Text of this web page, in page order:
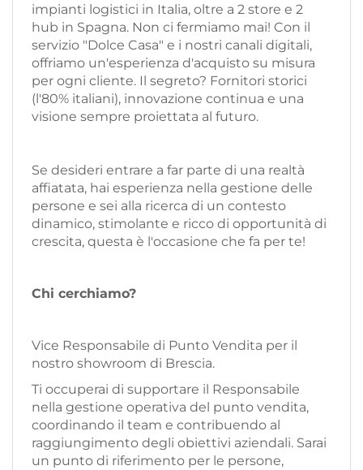
ES
PT
impianti logistici in Italia, oltre a 2 store e 2
hub in Spagna. Non ci fermiamo mai! Con il
servizio "Dolce Casa" e i nostri canali digitali,
offriamo un'esperienza d'acquisto su misura
per ogni cliente. Il segreto? Fornitori storici
(l'80% italiani), innovazione continua e una
visione sempre proiettata al futuro.
Se desideri entrare a far parte di una realtà
affiatata, hai esperienza nella gestione delle
persone e sei alla ricerca di un contesto
dinamico, stimolante e ricco di opportunità di
crescita, questa è l'occasione che fa per te!
Chi cerchiamo?
Vice Responsabile di Punto Vendita per il
nostro showroom di Brescia.
Ti occuperai di supportare il Responsabile
nella gestione operativa del punto vendita,
coordinando il team e contribuendo al
raggiungimento degli obiettivi aziendali. Sarai
un punto di riferimento per le persone,